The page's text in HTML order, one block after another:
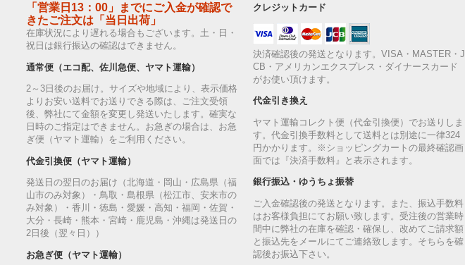
「営業日13：00」までにご入金が確認で
きたご注文は「当日出荷」
在庫状況により遅れる場合もございます。土・日・
祝日は銀行振込の確認はできません。
通常便（エコ配、佐川急便、ヤマト運輸）
2～3日後のお届け。サイズや地域により、表示価格
よりお安い送料でお送りできる際は、ご注文受領
後、弊社にて金額を変更し発送いたします。確実な
日時のご指定はできません。お急ぎの場合は、お急
ぎ便（ヤマト運輸）をご利用ください。
代金引換便（ヤマト運輸）
発送日の翌日のお届け（北海道・岡山・広島県（福
山市のみ対象）・鳥取・島根県（松江市、安来市の
み対象）・香川・徳島・愛媛・高知・福岡・佐賀・
大分・長崎・熊本・宮崎・鹿児島・沖縄は発送日の
2日後（翌々日））
お急ぎ便（ヤマト運輸）
クレジットカード
決済確認後の発送となります。VISA・MASTER・J
CB・アメリカンエクスプレス・ダイナースカード
がお使い頂けます。
代金引き換え
ヤマト運輸コレクト便（代金引換便）でお送りしま
す。代金引換手数料として送料とは別途に一律324
円かかります。※ショッピングカートの最終確認画
面では『決済手数料』と表示されます。
銀行振込・ゆうちょ振替
ご入金確認後の発送となります。また、振込手数料
はお客様負担にてお願い致します。受注後の営業時
間中に弊社の在庫を確認・確保し、改めてご請求額
と振込先をメールにてご連絡致します。そちらを確
認後お振込下さい。